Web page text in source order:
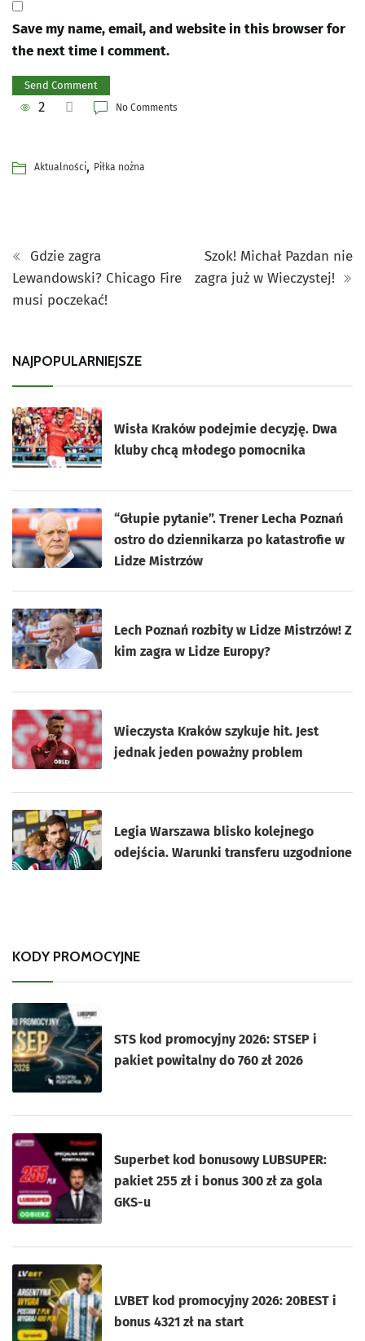
Save my name, email, and website in this browser for
the next time I comment.
2 No Comments
Aktualności, Piłka nożna
Gdzie zagra
Lewandowski? Chicago Fire
musi poczekać!
Szok! Michał Pazdan nie
zagra już w Wieczystej!
NAJPOPULARNIEJSZE
Wisła Kraków podejmie decyzję. Dwa
kluby chcą młodego pomocnika
“Głupie pytanie”. Trener Lecha Poznań
ostro do dziennikarza po katastrofie w
Lidze Mistrzów
Lech Poznań rozbity w Lidze Mistrzów! Z
kim zagra w Lidze Europy?
Wieczysta Kraków szykuje hit. Jest
jednak jeden poważny problem
Legia Warszawa blisko kolejnego
odejścia. Warunki transferu uzgodnione
KODY PROMOCYJNE
STS kod promocyjny 2026: STSEP i
pakiet powitalny do 760 zł 2026
Superbet kod bonusowy LUBSUPER:
pakiet 255 zł i bonus 300 zł za gola
GKS-u
LVBET kod promocyjny 2026: 20BEST i
bonus 4321 zł na start